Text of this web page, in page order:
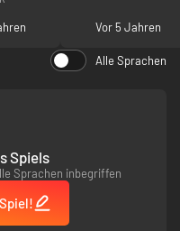
Vor 5 Jahren
Alle Sprachen
Spiels
Sprachen inbegriffen